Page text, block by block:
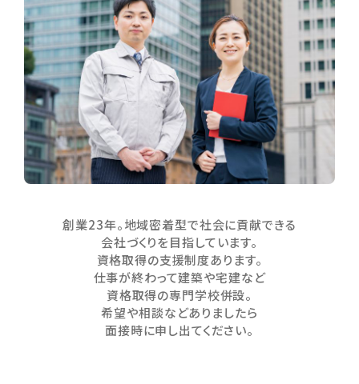
創業23年。地域密着型で社会に貢献できる
会社づくりを目指しています。
資格取得の支援制度あります。
仕事が終わって建築や宅建など
資格取得の専門学校併設。
希望や相談などありましたら
面接時に申し出てください。